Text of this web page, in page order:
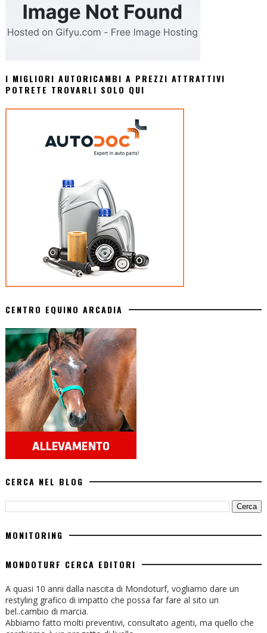
I MIGLIORI AUTORICAMBI A PREZZI ATTRATTIVI
POTRETE TROVARLI SOLO QUI
CENTRO EQUINO ARCADIA
CERCA NEL BLOG
MONITORING
MONDOTURF CERCA EDITORI
A quasi 10 anni dalla nascita di Mondoturf, vogliamo dare un
restyling grafico di impatto che possa far fare al sito un
bel..cambio di marcia.
Abbiamo fatto molti preventivi, consultato agenti, ma quello che